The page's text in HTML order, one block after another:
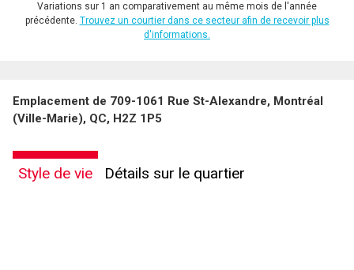
Variations sur 1 an comparativement au même mois de l'année
précédente. Trouvez un courtier dans ce secteur afin de recevoir plus
d'informations.
Emplacement de 709-1061 Rue St-Alexandre, Montréal
(Ville-Marie), QC, H2Z 1P5
Style de vie Détails sur le quartier